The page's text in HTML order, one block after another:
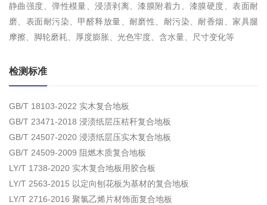
静曲强度、弹性模量、浸渍剥离、漆膜附着力、漆膜硬度、表面耐
磨、表面耐污染、甲醛释放量、耐磨性、耐污染、耐香烟、家具腿
摩擦、脚轮磨耗、厚度膨胀、光色牢度、含水量、尺寸变化等
检测标准
GB/T 18103-2022 实木复合地板
GB/T 23471-2018 浸渍纸层压秸秆复合地板
GB/T 24507-2020 浸渍纸层压实木复合地板
GB/T 24509-2009 阻燃木质复合地板
LY/T 1738-2020 实木复合地板用胶合板
LY/T 2563-2015 以定向刨花板为基材的复合地板
LY/T 2716-2016 聚氯乙烯片材饰面复合地板